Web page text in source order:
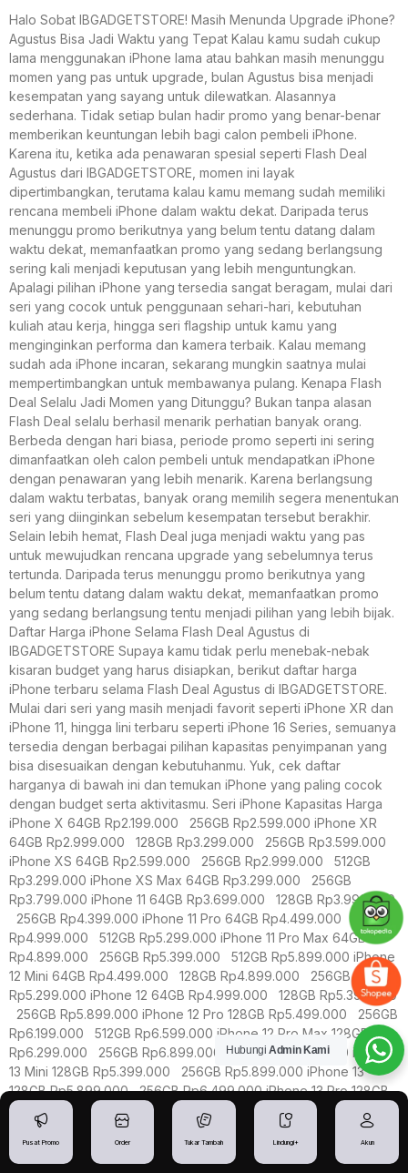
Halo Sobat IBGADGETSTORE! Masih Menunda Upgrade iPhone?
Agustus Bisa Jadi Waktu yang Tepat Kalau kamu sudah cukup
lama menggunakan iPhone lama atau bahkan masih menunggu
momen yang pas untuk upgrade, bulan Agustus bisa menjadi
kesempatan yang sayang untuk dilewatkan. Alasannya
sederhana. Tidak setiap bulan hadir promo yang benar-benar
memberikan keuntungan lebih bagi calon pembeli iPhone.
Karena itu, ketika ada penawaran spesial seperti Flash Deal
Agustus dari IBGADGETSTORE, momen ini layak
dipertimbangkan, terutama kalau kamu memang sudah memiliki
rencana membeli iPhone dalam waktu dekat. Daripada terus
menunggu promo berikutnya yang belum tentu datang dalam
waktu dekat, memanfaatkan promo yang sedang berlangsung
sering kali menjadi keputusan yang lebih menguntungkan.
Apalagi pilihan iPhone yang tersedia sangat beragam, mulai dari
seri yang cocok untuk penggunaan sehari-hari, kebutuhan
kuliah atau kerja, hingga seri flagship untuk kamu yang
menginginkan performa dan kamera terbaik. Kalau memang
sudah ada iPhone incaran, sekarang mungkin saatnya mulai
mempertimbangkan untuk membawanya pulang. Kenapa Flash
Deal Selalu Jadi Momen yang Ditunggu? Bukan tanpa alasan
Flash Deal selalu berhasil menarik perhatian banyak orang.
Berbeda dengan hari biasa, periode promo seperti ini sering
dimanfaatkan oleh calon pembeli untuk mendapatkan iPhone
dengan penawaran yang lebih menarik. Karena berlangsung
dalam waktu terbatas, banyak orang memilih segera menentukan
seri yang diinginkan sebelum kesempatan tersebut berakhir.
Selain lebih hemat, Flash Deal juga menjadi waktu yang pas
untuk mewujudkan rencana upgrade yang sebelumnya terus
tertunda. Daripada terus menunggu promo berikutnya yang
belum tentu datang dalam waktu dekat, memanfaatkan promo
yang sedang berlangsung tentu menjadi pilihan yang lebih bijak.
Daftar Harga iPhone Selama Flash Deal Agustus di
IBGADGETSTORE Supaya kamu tidak perlu menebak-nebak
kisaran budget yang harus disiapkan, berikut daftar harga
iPhone terbaru selama Flash Deal Agustus di IBGADGETSTORE.
Mulai dari seri yang masih menjadi favorit seperti iPhone XR dan
iPhone 11, hingga lini terbaru seperti iPhone 16 Series, semuanya
tersedia dengan berbagai pilihan kapasitas penyimpanan yang
bisa disesuaikan dengan kebutuhanmu. Yuk, cek daftar
harganya di bawah ini dan temukan iPhone yang paling cocok
dengan budget serta aktivitasmu. Seri iPhone Kapasitas Harga
iPhone X 64GB Rp2.199.000 256GB Rp2.599.000 iPhone XR
64GB Rp2.999.000 128GB Rp3.299.000 256GB Rp3.599.000
iPhone XS 64GB Rp2.599.000 256GB Rp2.999.000 512GB
Rp3.299.000 iPhone XS Max 64GB Rp3.299.000 256GB
Rp3.799.000 iPhone 11 64GB Rp3.699.000 128GB Rp3.999.000
256GB Rp4.399.000 iPhone 11 Pro 64GB Rp4.499.000 256GB
Rp4.999.000 512GB Rp5.299.000 iPhone 11 Pro Max 64GB
Rp4.899.000 256GB Rp5.399.000 512GB Rp5.899.000 iPhone
12 Mini 64GB Rp4.499.000 128GB Rp4.899.000 256GB
Rp5.299.000 iPhone 12 64GB Rp4.999.000 128GB Rp5.399.000
256GB Rp5.899.000 iPhone 12 Pro 128GB Rp5.499.000 256GB
Rp6.199.000 512GB Rp6.599.000 iPhone 12 Pro Max 128GB
Rp6.299.000 256GB Rp6.899.000 512GB Rp7.399.000 iPhone
13 Mini 128GB Rp5.399.000 256GB Rp5.899.000 iPhone 13
128GB Rp5.899.000 256GB Rp6.499.000 iPhone 13 Pro 128GB
Rp7.199.000 256GB Rp7.899.000 512GB Rp8.599.000 iPhone
13 Pro Max 128GB Rp8.199.000 256GB Rp9.199.000 512GB
Rp9.899.000 iPhone 14 128GB Rp6.699.000 256GB
Rp7.599.000 iPhone 14 Plus 128GB Rp7.499.000 256GB
Pusat Promo Order Tukar Tambah Lindungi+ Akun
Hubungi Admin Kami